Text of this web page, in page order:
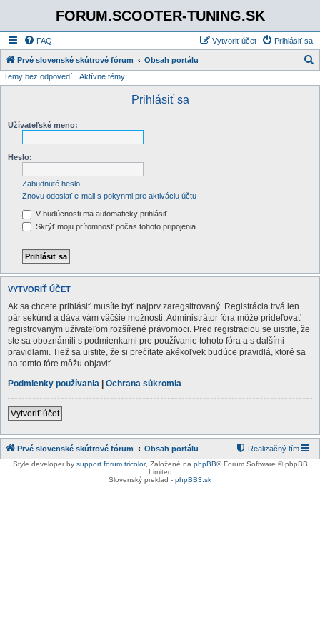
FORUM.SCOOTER-TUNING.SK
FAQ Prihlásiť sa
Vytvoriť účet
Prvé slovenské skútrové fórum Obsah portálu
Temy bez odpovedí Aktívne témy
Prihlásiť sa
Užívateľské meno:
Heslo:
Zabudnuté heslo
Znovu odoslať e-mail s pokynmi pre aktiváciu účtu
V budúcnosti ma automaticky prihlásiť
Skrýť moju prítomnosť počas tohoto pripojenia
VYTVORIŤ ÚČET
Ak sa chcete prihlásiť musíte byť najprv zaregsitrovaný. Registrácia trvá len
pár sekúnd a dáva vám väčšie možnosti. Administrátor fóra môže prideľovať
registrovaným užívateľom rozšířené právomoci. Pred registraciou se uistite, že
ste sa oboznámili s podmienkami pre používanie tohoto fóra a s dalšími
pravidlami. Tiež sa uistite, že si prečítate akékoľvek budúce pravidlá, ktoré sa
na tomto fóre môžu objaviť.
Podmienky používania | Ochrana súkromia
Vytvoriť účet
Prvé slovenské skútrové fórum Obsah portálu Realizačný tím
Style developer by support forum tricolor, Založené na phpBB® Forum Software © phpBB
Limited
Slovenský preklad - phpBB3.sk